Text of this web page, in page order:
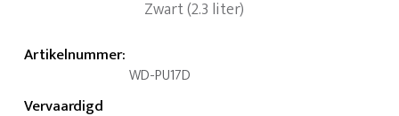
Artikelnummer:
WD-PU17D
Vervaardigd